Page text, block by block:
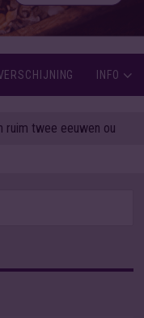
INFO
eeuwen oud onder de